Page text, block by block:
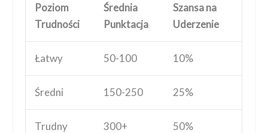
Poziom
Trudności
Średnia
Punktacja
Szansa na
Uderzenie
Łatwy 50-100 10%
Średni 150-250 25%
Trudny 300+ 50%